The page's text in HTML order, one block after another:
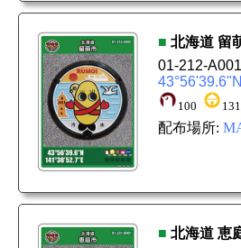
■ 北海道 留
01-212-A001
100 131
配布場所:
■ 北海道 恵